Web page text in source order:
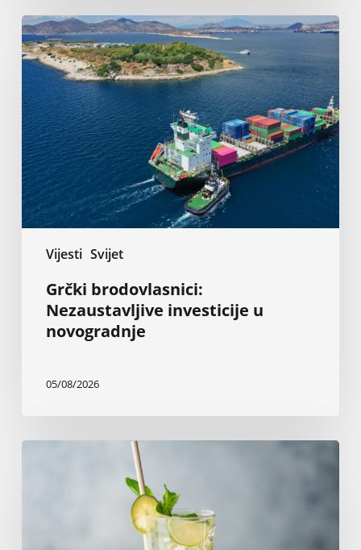
Vijesti Svijet
Grčki
brodovlasnici:
Nezaustavljive
investicije
u
novogradnje
Grčki brodovlasnici:
Nezaustavljive investicije u
novogradnje
05/08/2026